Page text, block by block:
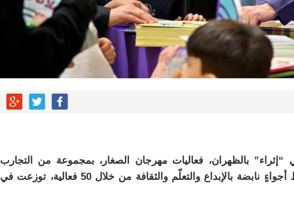
“إثراء” بالظهران، فعاليات مهرجان الصغار، بمجموعة من التجارب
المتنوعة والعروض، والأنشطة التفاعلية، وسط أجواءٍ نابضة بالإبداع والتعلّم والثقافة من خلال 50 فعالية، توزعت في